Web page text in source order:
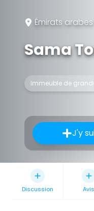
Émirats
Sama
Immeuble de
J'y
Discussion Avis